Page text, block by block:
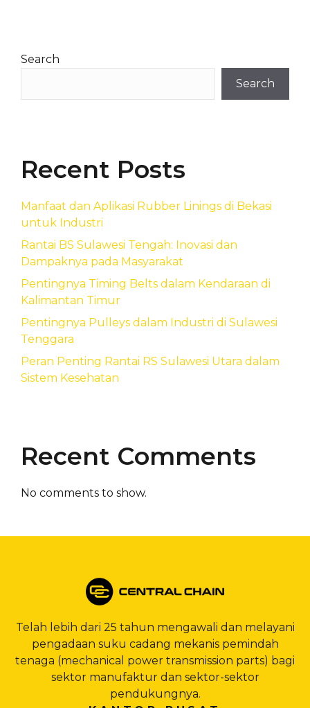
Search
Search
Recent Posts
Manfaat dan Aplikasi Rubber Linings di Bekasi
untuk Industri
Rantai BS Sulawesi Tengah: Inovasi dan
Dampaknya pada Masyarakat
Pentingnya Timing Belts dalam Kendaraan di
Kalimantan Timur
Pentingnya Pulleys dalam Industri di Sulawesi
Tenggara
Peran Penting Rantai RS Sulawesi Utara dalam
Sistem Kesehatan
Recent Comments
No comments to show.
Telah lebih dari 25 tahun mengawali dan melayani
pengadaan suku cadang mekanis pemindah
tenaga (mechanical power transmission parts) bagi
sektor manufaktur dan sektor-sektor
pendukungnya.